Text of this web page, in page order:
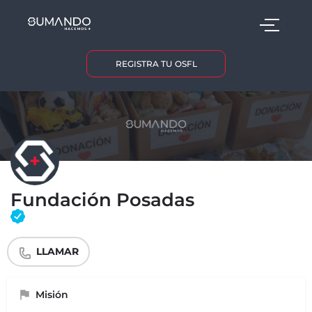
REGISTRA TU OSFL
Fundación Posadas
LLAMAR
Misión